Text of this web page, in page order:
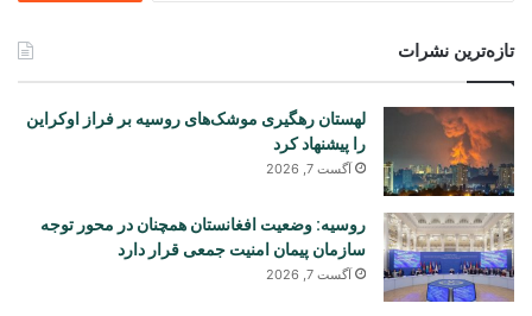
تازه‌ترین نشرات
لهستان رهگیری موشک‌های روسیه بر فراز اوکراین
را پیشنهاد کرد
آگست 7, 2026
روسیه: وضعیت افغانستان همچنان در محور توجه
سازمان پیمان امنیت جمعی قرار دارد
آگست 7, 2026